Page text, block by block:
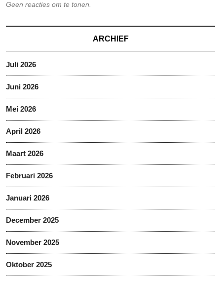
Geen reacties om te tonen.
ARCHIEF
Juli 2026
Juni 2026
Mei 2026
April 2026
Maart 2026
Februari 2026
Januari 2026
December 2025
November 2025
Oktober 2025